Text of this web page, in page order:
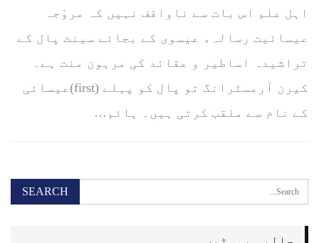
اہل علم اس بات سے ناواقف نہیں کہ مروّجہ
عیسائیت رسالہء عیسوی کے بجائے سینٹ پال کے
تراشیدہ اساطیر و عقائد کی مرہون منت ہے۔
کیرن آرمسٹرانگ تو پال کو پہلے (first)عیسائی
کے نام سے ملقب کرتی ہیں۔ ہائم…